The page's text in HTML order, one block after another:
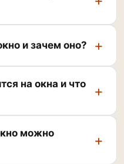
и зачем оно?
на окна и что
можно